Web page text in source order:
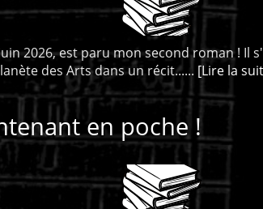
2026, est paru mon second roman ! Il
des Arts dans un récit...... [Lire la
en poche !